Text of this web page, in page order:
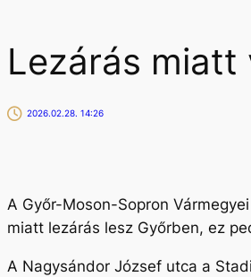
Lezárás miatt
2026.02.28. 14:26
A Győr-Moson-Sopron
miatt lezárás lesz Győrben, ez
A Nagysándor József utca a